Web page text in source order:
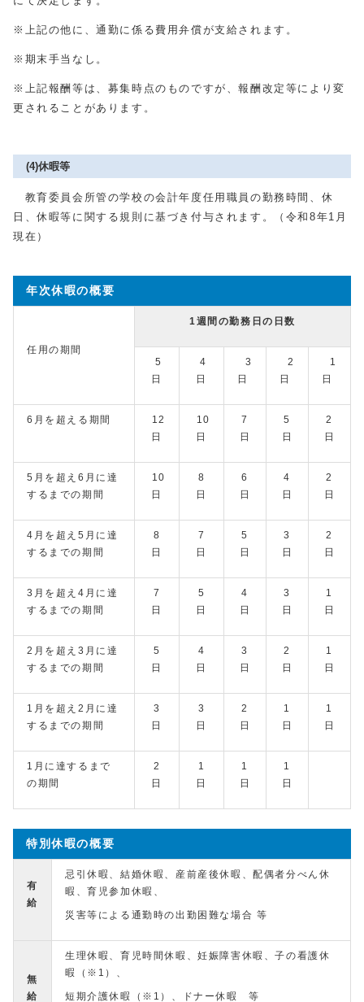
※上記の他に、通勤に係る費用弁償が支給されます。
※期末手当なし。
※上記報酬等は、募集時点のものですが、報酬改定等により変
更されることがあります。
(4)休暇等
教育委員会所管の学校の会計年度任用職員の勤務時間、休
日、休暇等に関する規則に基づき付与されます。（令和8年1月
現在）
年次休暇の概要
任用の期間
1週間の勤務日の日数
5
日
4
日
3
日
2
日
1
日
6月を超える期間
12
日
10
日
7
日
5
日
2
日
5月を超え6月に達
するまでの期間
10
日
8
日
6
日
4
日
2
日
4月を超え5月に達
するまでの期間
8
日
7
日
5
日
3
日
2
日
3月を超え4月に達
するまでの期間
7
日
5
日
4
日
3
日
1
日
2月を超え3月に達
するまでの期間
5
日
4
日
3
日
2
日
1
日
1月を超え2月に達
するまでの期間
3
日
3
日
2
日
1
日
1
日
1月に達するまで
の期間
2
日
1
日
1
日
1
日
特別休暇の概要
有
給
忌引休暇、結婚休暇、産前産後休暇、配偶者分べん休
暇、育児参加休暇、
災害等による通勤時の出勤困難な場合 等
無
給
生理休暇、育児時間休暇、妊娠障害休暇、子の看護休
暇（※1）、
短期介護休暇（※1）、ドナー休暇 等